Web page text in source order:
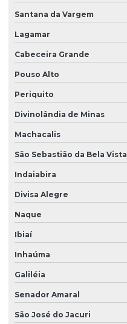
Santana da Vargem
Lagamar
Cabeceira Grande
Pouso Alto
Periquito
Divinolândia de Minas
Machacalis
São Sebastião da Bela Vista
Indaiabira
Divisa Alegre
Naque
Ibiaí
Inhaúma
Galiléia
Senador Amaral
São José do Jacuri